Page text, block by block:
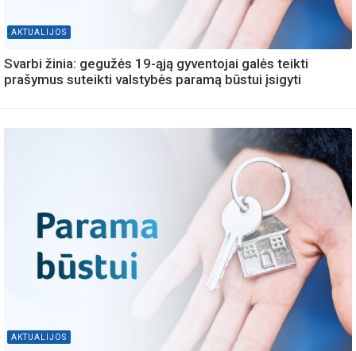
AKTUALIJOS
Svarbi žinia: gegužės 19-ąją gyventojai galės teikti
prašymus suteikti valstybės paramą būstui įsigyti
AKTUALIJOS